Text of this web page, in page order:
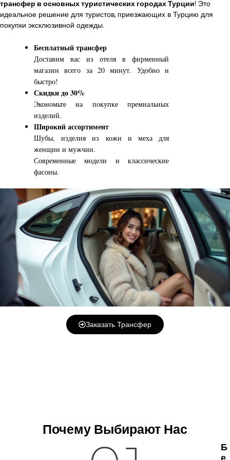
трансфер в основных туристических городах Турции! Это
идеальное решение для туристов, приезжающих в Турцию для
покупки эксклюзивной одежды.
Бесплатный трансфер
Доставим вас из отеля в фирменный
магазин всего за 20 минут. Удобно и
быстро!
Скидки до 30%
Экономьте на покупке премиальных
изделий.
Широкий ассортимент
Шубы, изделия из кожи и меха для
женщин и мужчин.
Современные модели и классические
фасоны.
Заказать Трансфер
Почему Выбирают Нас
Б